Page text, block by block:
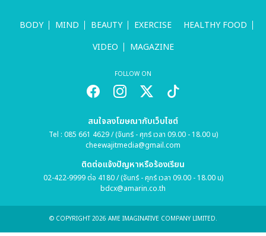
BODY MIND BEAUTY EXERCISE
HEALTHY FOOD
VIDEO
MAGAZINE
FOLLOW ON
สนใจลงโฆษณากับเว็บไซต์
Tel : 085 661 4629 / (จันทร์ - ศุกร์ เวลา 09.00 - 18.00 น)
cheewajitmedia@gmail.com
ติดต่อแจ้งปัญหาหรือร้องเรียน
02-422-9999 ต่อ 4180 / (จันทร์ - ศุกร์ เวลา 09.00 - 18.00 น)
bdcx@amarin.co.th
© COPYRIGHT 2026 AME IMAGINATIVE COMPANY LIMITED.